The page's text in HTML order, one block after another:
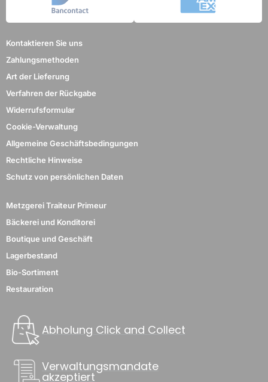
Kontaktieren Sie uns
Zahlungsmethoden
Art der Lieferung
Verfahren der Rückgabe
Widerrufsformular
Cookie-Verwaltung
Allgemeine Geschäftsbedingungen
Rechtliche Hinweise
Schutz von persönlichen Daten
Metzgerei Traiteur Primeur
Bäckerei und Konditorei
Boutique und Geschäft
Lagerbestand
Bio-Sortiment
Restauration
Abholung Click and Collect
Verwaltungsmandate
akzeptiert